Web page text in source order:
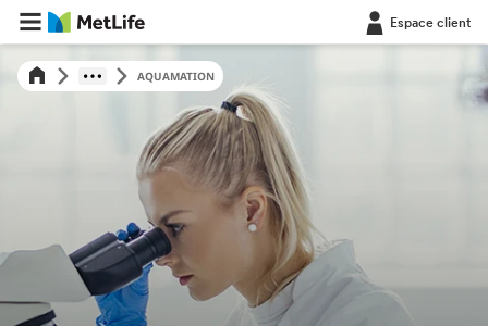
Espace client
AQUAMATION